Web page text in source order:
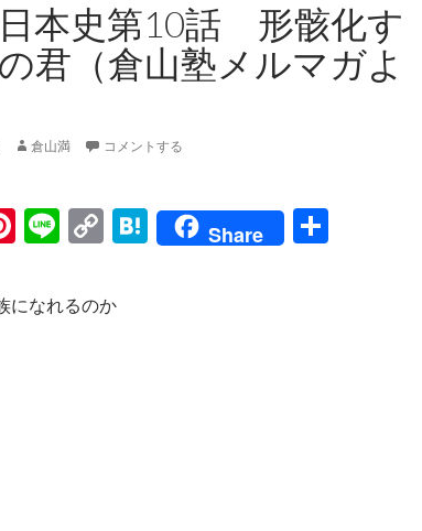
本史第10話 形骸化す
君（倉山塾メルマガよ
倉山満 コメントする
Pi
er
Li
e
C
p
H
at
Share
になれるのか